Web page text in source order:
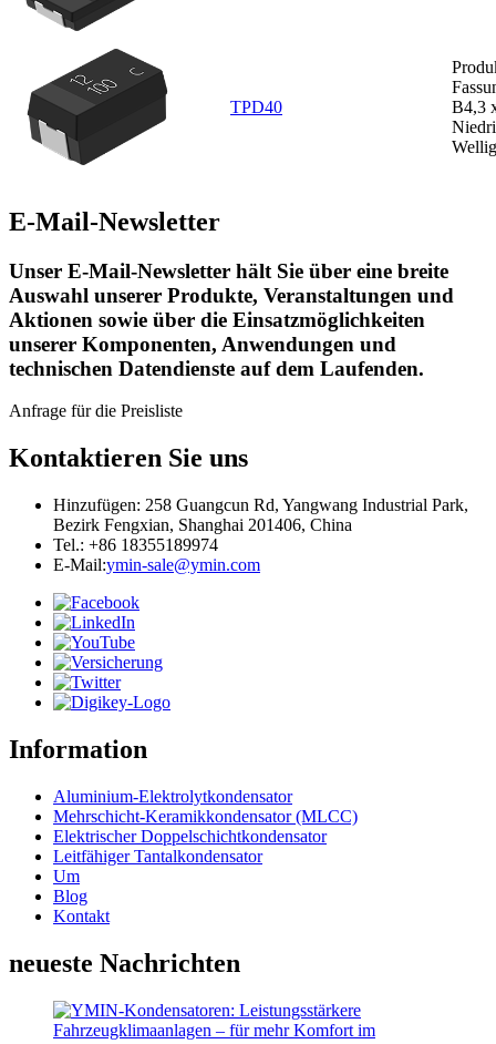
TPD40
B4,3
E-Mail-Newsletter
Unser E-Mail-Newsletter hält Sie über eine breite
Auswahl unserer Produkte, Veranstaltungen und
Aktionen sowie über die Einsatzmöglichkeiten
unserer Komponenten, Anwendungen und
technischen Datendienste auf dem Laufenden.
Anfrage für die Preisliste
Kontaktieren Sie uns
Hinzufügen: 258 Guangcun Rd, Yangwang Industrial Park,
Bezirk Fengxian, Shanghai 201406, China
Tel.: +86 18355189974
E-Mail:ymin-sale@ymin.com
Information
Aluminium-Elektrolytkondensator
Mehrschicht-Keramikkondensator (MLCC)
Elektrischer Doppelschichtkondensator
Leitfähiger Tantalkondensator
Um
Blog
Kontakt
neueste Nachrichten